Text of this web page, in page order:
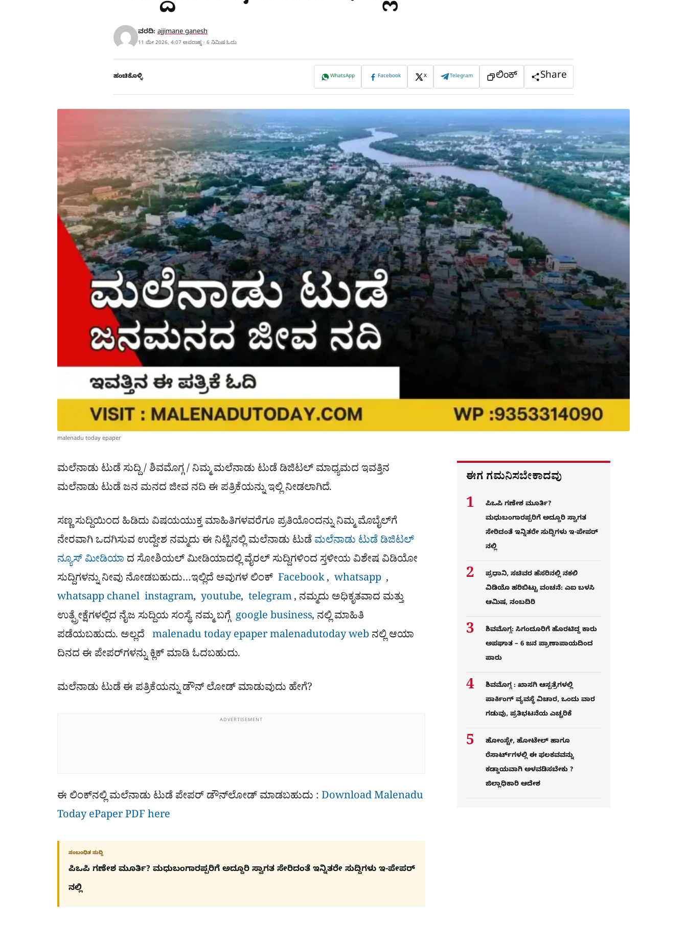
ವರದಿ: ajjimane ganesh
11 ಮೇ 2026, 4:07 ಅಪರಾಹ್ನ · 6 ನಿಮಿಷ ಓದು
ಹಂಚಿಕೊಳ್ಳಿ WhatsApp Facebook X Telegram ಲಿಂಕ್ Share
malenadu today epaper
ಮಲೆನಾಡು ಟುಡೆ ಸುದ್ದಿ / ಶಿವಮೊಗ್ಗ / ನಿಮ್ಮ ಮಲೆನಾಡು ಟುಡೆ ಡಿಜಿಟಲ್ ಮಾಧ್ಯಮದ ಇವತ್ತಿನ
ಮಲೆನಾಡು ಟುಡೆ ಜನ ಮನದ ಜೀವ ನದಿ ಈ ಪತ್ರಿಕೆಯನ್ನು ಇಲ್ಲಿ ನೀಡಲಾಗಿದೆ.
ಸಣ್ಣ ಸುದ್ದಿಯಿಂದ ಹಿಡಿದು ವಿಷಯಯುಕ್ತ ಮಾಹಿತಿಗಳವರೆಗೂ ಪ್ರತಿಯೊಂದನ್ನು ನಿಮ್ಮ ಮೊಬೈಲ್​ಗೆ
ನೇರವಾಗಿ ಒದಗಿಸುವ ಉದ್ದೇಶ ನಮ್ಮದು ಈ ನಿಟ್ಟಿನಲ್ಲಿ ಮಲೆನಾಡು ಟುಡೆ ಮಲೆನಾಡು ಟುಡೆ ಡಿಜಿಟಲ್
ನ್ಯೂಸ್ ಮೀಡಿಯಾ ದ ಸೋಶಿಯಲ್​ ಮೀಡಿಯಾದಲ್ಲಿ ವೈರಲ್​ ಸುದ್ದಿಗಳಿಂದ ಸ್ತಳೀಯ ವಿಶೇಷ ವಿಡಿಯೋ
ಸುದ್ದಿಗಳನ್ನು ನೀವು ನೋಡಬಹುದು…ಇಲ್ಲಿದೆ ಅವುಗಳ ಲಿಂಕ್ Facebook, whatsapp ,
whatsapp chanel instagram, youtube, telegram, ನಮ್ಮದು ಅಧಿಕೃತವಾದ ಮತ್ತು
ಉತ್ಪ್ರೇಕ್ಷೆಗಳಲ್ಲಿದ ನೈಜ ಸುದ್ದಿಯ ಸಂಸ್ಥೆ. ನಮ್ಮ ಬಗ್ಗೆ google business, ನಲ್ಲಿ ಮಾಹಿತಿ
ಪಡೆಯಬಹುದು. ಅಲ್ಲದೆ malenadu today epapermalenadutoday webನಲ್ಲಿ ಆಯಾ
ದಿನದ ಈ ಪೇಪರ್​ಗಳನ್ನು ಕ್ಲಿಕ್ ಮಾಡಿ ಓದಬಹುದು.
ಮಲೆನಾಡು ಟುಡೆ ಈ ಪತ್ರಿಕೆಯನ್ನು ಡೌನ್​ ಲೋಡ್ ಮಾಡುವುದು ಹೇಗೆ?
ADVERTISEMENT
ಈ ಲಿಂಕ್​ನಲ್ಲಿ ಮಲೆನಾಡು ಟುಡೆ ಪೇಪರ್ ಡೌನ್​ಲೋಡ್ ಮಾಡಬಹುದು : Download Malenadu
Today ePaper PDF here
ಸಂಬಂಧಿತ ಸುದ್ದಿ
ಪಿಒಪಿ ಗಣೇಶ ಮೂರ್ತಿ? ಮಧುಬಂಗಾರಪ್ಪರಿಗೆ ಅದ್ದೂರಿ ಸ್ವಾಗತ ಸೇರಿದಂತೆ ಇನ್ನಿತರೇ ಸುದ್ದಿಗಳು ಇ-ಪೇಪರ್​
ನಲ್ಲಿ
ಈಗ ಗಮನಿಸಬೇಕಾದವು
ಪಿಒಪಿ ಗಣೇಶ ಮೂರ್ತಿ?
ಮಧುಬಂಗಾರಪ್ಪರಿಗೆ ಅದ್ದೂರಿ ಸ್ವಾಗತ
ಸೇರಿದಂತೆ ಇನ್ನಿತರೇ ಸುದ್ದಿಗಳು ಇ-ಪೇಪರ್​
ನಲ್ಲಿ
ಪ್ರಧಾನಿ, ಸಚಿವರ ಹೆಸರಿನಲ್ಲಿ ನಕಲಿ
ವಿಡಿಯೊ ಹರಿಬಿಟ್ಟು ವಂಚನೆ: ಎಐ ಬಳಸಿ
ಆಮಿಷ, ನಂಬದಿರಿ
ಶಿವಮೊಗ್ಗ: ಸಿಗಂದೂರಿಗೆ ಹೊರಟಿದ್ದ ಕಾರು
ಅಪಘಾತ – 6 ಜನ ಪ್ರಾಣಾಪಾಯದಿಂದ
ಪಾರು
ಶಿವಮೊಗ್ಗ : ಖಾಸಗಿ ಆಸ್ಪತ್ರೆಗಳಲ್ಲಿ
ಪಾರ್ಕಿಂಗ್​ ವ್ಯವಸ್ಥೆ ವಿಚಾರ, ಒಂದು ವಾರ
ಗಡುವು, ಪ್ರತಿಭಟನೆಯ ಎಚ್ಚರಿಕೆ
ಹೋಂಸ್ಟೇ, ಹೋಟೇಲ್ ಹಾಗೂ
ರೆಸಾರ್ಟ್‌ಗಳಲ್ಲಿ ಈ ಫಲಕವವನ್ನು
ಕಡ್ಡಾಯವಾಗಿ ಅಳವಡಿಸಬೇಕು ?
ಜಿಲ್ಲಾಧಿಕಾರಿ ಆದೇಶ